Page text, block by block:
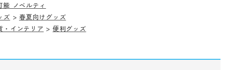
能 ノベルティ
ズ > 春夏向けグッズ
・インテリア > 便利グッズ